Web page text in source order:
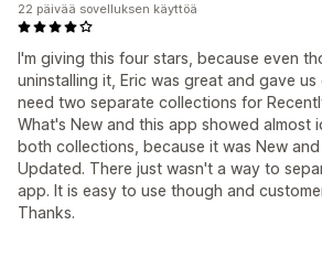
I'm giving this four stars, because even
uninstalling it, Eric was great and gave
need two separate collections for
What's New and this app showed almost
both collections, because it was New
Updated. There just wasn't a way to
app. It is easy to use though and
Thanks.
22 päivää sovelluksen käyttöä